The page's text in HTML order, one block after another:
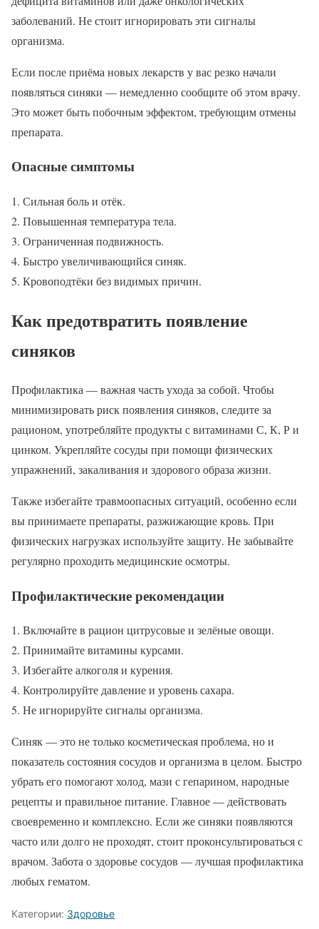
заболеваний. Не стоит игнорировать эти сигналы
организма.
Если после приёма новых лекарств у вас резко начали
появляться синяки — немедленно сообщите об этом врачу.
Это может быть побочным эффектом, требующим отмены
препарата.
Опасные симптомы
Сильная боль и отёк.
Повышенная температура тела.
Ограниченная подвижность.
Быстро увеличивающийся синяк.
Кровоподтёки без видимых причин.
Как предотвратить появление
синяков
Профилактика — важная часть ухода за собой. Чтобы
минимизировать риск появления синяков, следите за
рационом, употребляйте продукты с витаминами С, К, Р и
цинком. Укрепляйте сосуды при помощи физических
упражнений, закаливания и здорового образа жизни.
Также избегайте травмоопасных ситуаций, особенно если
вы принимаете препараты, разжижающие кровь. При
физических нагрузках используйте защиту. Не забывайте
регулярно проходить медицинские осмотры.
Профилактические рекомендации
Включайте в рацион цитрусовые и зелёные овощи.
Принимайте витамины курсами.
Избегайте алкоголя и курения.
Контролируйте давление и уровень сахара.
Не игнорируйте сигналы организма.
Синяк — это не только косметическая проблема, но и
показатель состояния сосудов и организма в целом. Быстро
убрать его помогают холод, мази с гепарином, народные
рецепты и правильное питание. Главное — действовать
своевременно и комплексно. Если же синяки появляются
часто или долго не проходят, стоит проконсультироваться с
врачом. Забота о здоровье сосудов — лучшая профилактика
любых гематом.
Категории: Здоровье